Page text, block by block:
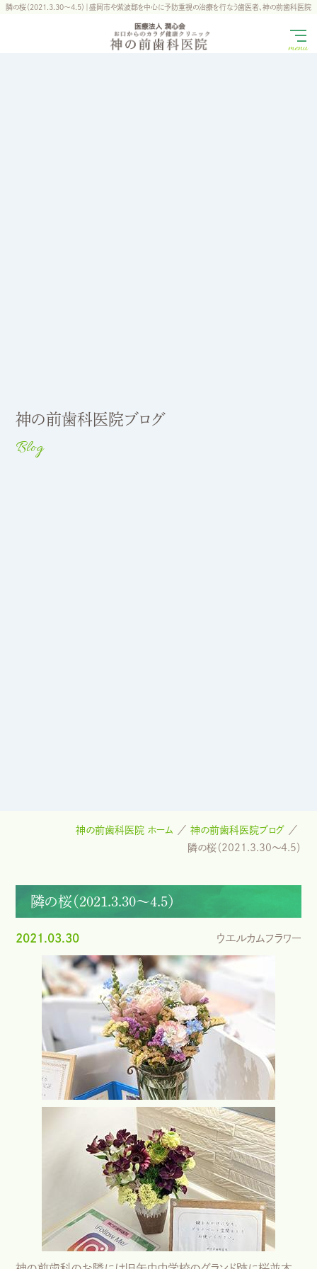
隣の桜（2021.3.30～4.5）｜盛岡市や紫波郡を中心に予防重視の治療を行なう歯医者、神の前歯科医院
menu
神の前歯科医院ブログ
Blog
神の前歯科医院 ホーム
神の前歯科医院ブログ
隣の桜（2021.3.30～4.5）
隣の桜（2021.3.30～4.5）
2021.03.30 ウエルカムフラワー